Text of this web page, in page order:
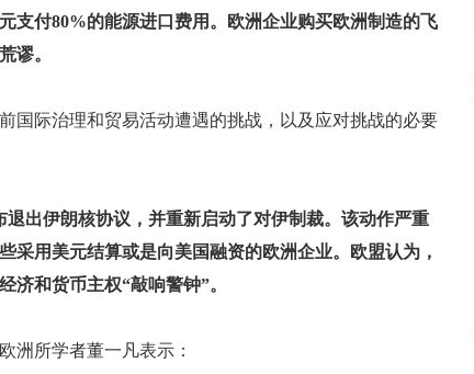
支付80%的能源进口费用。欧洲企业购买欧洲制造的飞
谬。
际治理和贸易活动遭遇的挑战，以及应对挑战的必要
出伊朗核协议，并重新启动了对伊制裁。该动作严重
采用美元结算或是向美国融资的欧洲企业。欧盟认为，
济和货币主权“敲响警钟”。
所学者董一凡表示：